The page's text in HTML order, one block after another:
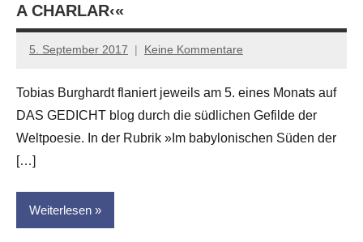
A CHARLAR‹«
5. September 2017
Anton
Leitner
Keine Kommentare
Tobias Burghardt flaniert jeweils am 5. eines Monats auf
DAS GEDICHT blog durch die südlichen Gefilde der
Weltpoesie. In der Rubrik »Im babylonischen Süden der
[…]
Weiterlesen